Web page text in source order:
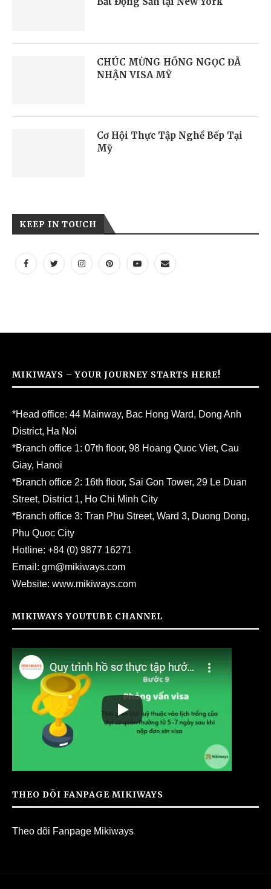
CHÚC MỪNG HỒNG NGỌC ĐÃ
NHẬN VISA MỸ
Cơ Hội Thực Tập Nghề Bếp Tại
Mỹ
KEEP IN TOUCH
MIKIWAYS – YOUR JOURNEY STARTS HERE!
*Head office: 44 Mainway, Bac Hong Ward, Dong Anh
District, Ha Noi
*Branch office 1: 07th floor, 98 Hoang Quoc Viet, Cau
Giay, Hanoi
*Branch office 2: 16th floor, Sai Gon Tower, 29 Le Duan
Street, District 1, Ho Chi Minh City
*Branch office 3: Tran Phu Street, Ward 3, Duong Dong,
Phu Quoc City
Hotline: +84 (0) 9877 16271
Email: gm@mikiways.com
Website: www.mikiways.com
MIKIWAYS YOUTUBE CHANNEL
THEO DÕI FANPAGE MIKIWAYS
Theo dõi Fanpage Mikiways